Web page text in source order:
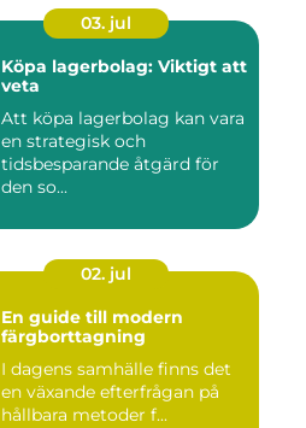
03. jul
Köpa lagerbolag: Viktigt att
veta
Att köpa lagerbolag kan vara
en strategisk och
tidsbesparande åtgärd för
den so...
02. jul
En guide till modern
färgborttagning
I dagens samhälle finns det
en växande efterfrågan på
hållbara metoder f...